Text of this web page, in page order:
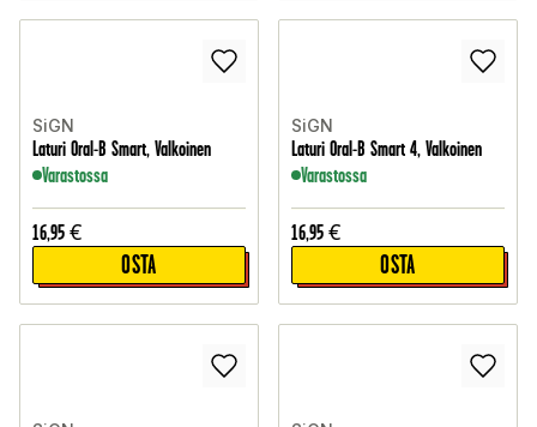
SiGN
Laturi Oral-B Smart, Valkoinen
Varastossa
16,95 €
OSTA
SiGN
Laturi Oral-B Smart 4, Valkoinen
Varastossa
16,95 €
OSTA